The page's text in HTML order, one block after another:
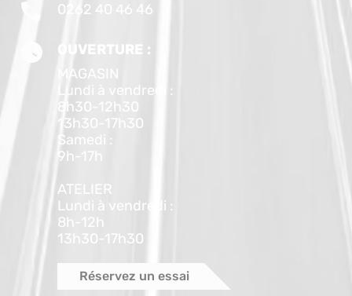
0262 40 46 46
OUVERTURE :
MAGASIN
Lundi à vendredi :
8h30-12h30
13h30-17h30
Samedi :
9h-17h
ATELIER
Lundi à vendredi :
8h-12h
13h30-17h30
Réservez un essai